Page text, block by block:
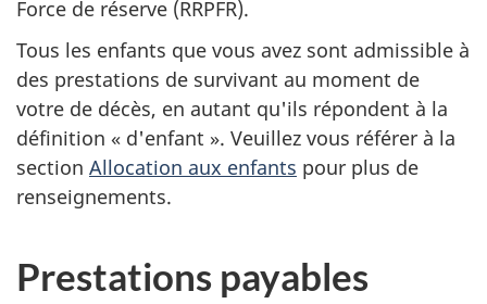
Force de réserve (RRPFR).
Tous les enfants que vous avez sont admissible à
des prestations de survivant au moment de
votre de décès, en autant qu'ils répondent à la
définition « d'enfant ». Veuillez vous référer à la
section Allocation aux enfants pour plus de
renseignements.
Prestations payables